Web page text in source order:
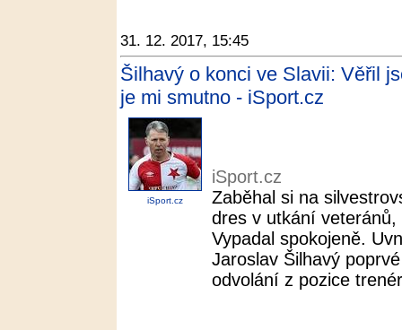
31. 12. 2017, 15:45
Šilhavý o konci ve Slavii: Věřil
je mi smutno - iSport.cz
iSport.cz
iSport.cz
Zaběhal si na
dres v utkání
Vypadal spokojeně.
Jaroslav Šilhavý
odvolání z pozice